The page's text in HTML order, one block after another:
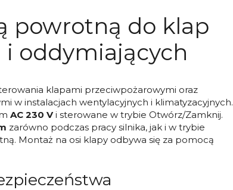
powrotną do klap
oddymiających
klapami przeciwpożarowymi oraz
w instalacjach wentylacyjnych i klimatyzacyjnych.
AC 230 Vi sterowane w trybie Otwórz/Zamknij.
zarówno podczas pracy silnika, jak i w trybie
Montaż na osi klapy odbywa się za pomocą